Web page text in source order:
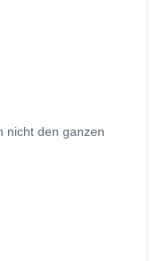
nicht den ganzen